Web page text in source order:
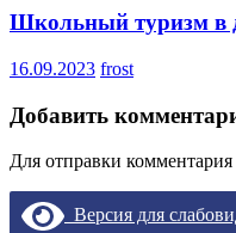
Школьный туризм в
16.09.2023 frost
Добавить
Для отправки
Версия для